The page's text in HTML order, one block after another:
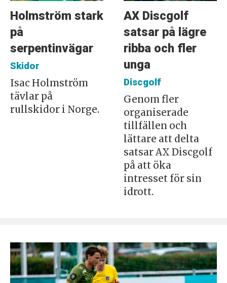
Holmström stark
på
serpentinvägar
Skidor
Isac Holmström
tävlar på
rullskidor i Norge.
AX Discgolf
satsar på lägre
ribba och fler
unga
Discgolf
Genom fler
organiserade
tillfällen och
lättare att delta
satsar AX Discgolf
på att öka
intresset för sin
idrott.